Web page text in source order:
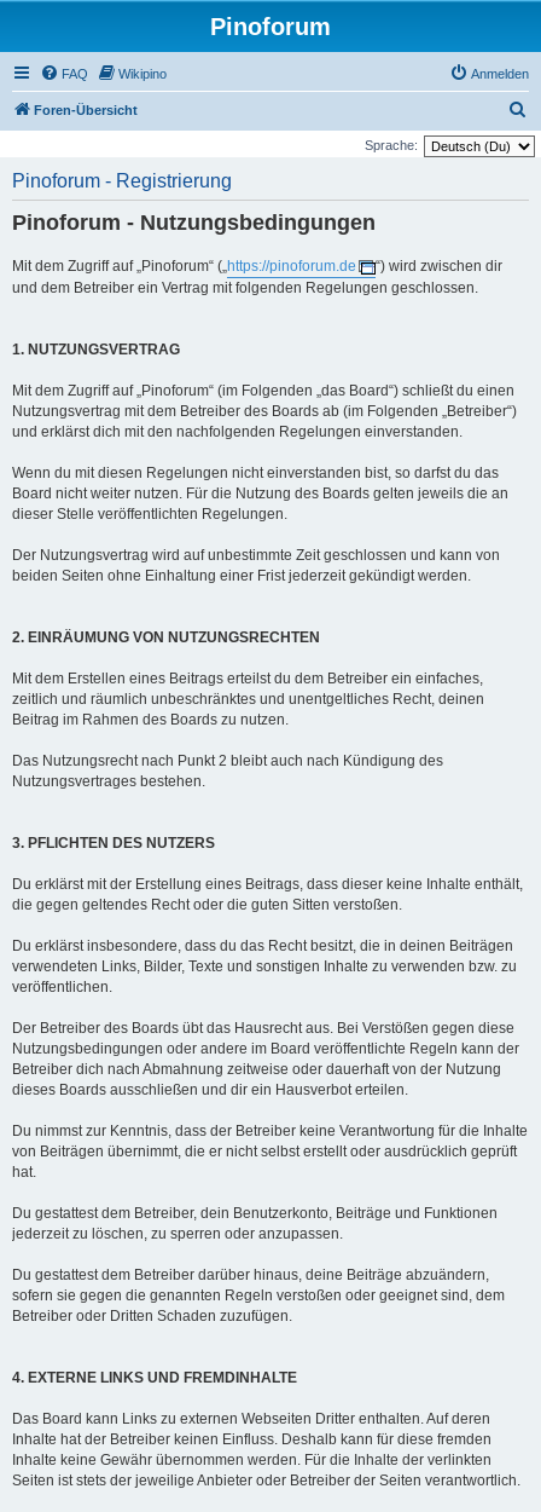
Pinoforum
FAQ Wikipino Anmelden
Foren-Übersicht
u
Sprache:
Pinoforum - Registrierung
Pinoforum - Nutzungsbedingungen
Mit dem Zugriff auf „Pinoforum“ („https://pinoforum.de
“) wird zwischen dir
und dem Betreiber ein Vertrag mit folgenden Regelungen geschlossen.
1. NUTZUNGSVERTRAG
Mit dem Zugriff auf „Pinoforum“ (im Folgenden „das Board“) schließt du einen
Nutzungsvertrag mit dem Betreiber des Boards ab (im Folgenden „Betreiber“)
und erklärst dich mit den nachfolgenden Regelungen einverstanden.
Wenn du mit diesen Regelungen nicht einverstanden bist, so darfst du das
Board nicht weiter nutzen. Für die Nutzung des Boards gelten jeweils die an
dieser Stelle veröffentlichten Regelungen.
Der Nutzungsvertrag wird auf unbestimmte Zeit geschlossen und kann von
beiden Seiten ohne Einhaltung einer Frist jederzeit gekündigt werden.
2. EINRÄUMUNG VON NUTZUNGSRECHTEN
Mit dem Erstellen eines Beitrags erteilst du dem Betreiber ein einfaches,
zeitlich und räumlich unbeschränktes und unentgeltliches Recht, deinen
Beitrag im Rahmen des Boards zu nutzen.
Das Nutzungsrecht nach Punkt 2 bleibt auch nach Kündigung des
Nutzungsvertrages bestehen.
3. PFLICHTEN DES NUTZERS
Du erklärst mit der Erstellung eines Beitrags, dass dieser keine Inhalte enthält,
die gegen geltendes Recht oder die guten Sitten verstoßen.
Du erklärst insbesondere, dass du das Recht besitzt, die in deinen Beiträgen
verwendeten Links, Bilder, Texte und sonstigen Inhalte zu verwenden bzw. zu
veröffentlichen.
Der Betreiber des Boards übt das Hausrecht aus. Bei Verstößen gegen diese
Nutzungsbedingungen oder andere im Board veröffentlichte Regeln kann der
Betreiber dich nach Abmahnung zeitweise oder dauerhaft von der Nutzung
dieses Boards ausschließen und dir ein Hausverbot erteilen.
Du nimmst zur Kenntnis, dass der Betreiber keine Verantwortung für die Inhalte
von Beiträgen übernimmt, die er nicht selbst erstellt oder ausdrücklich geprüft
hat.
Du gestattest dem Betreiber, dein Benutzerkonto, Beiträge und Funktionen
jederzeit zu löschen, zu sperren oder anzupassen.
Du gestattest dem Betreiber darüber hinaus, deine Beiträge abzuändern,
sofern sie gegen die genannten Regeln verstoßen oder geeignet sind, dem
Betreiber oder Dritten Schaden zuzufügen.
4. EXTERNE LINKS UND FREMDINHALTE
Das Board kann Links zu externen Webseiten Dritter enthalten. Auf deren
Inhalte hat der Betreiber keinen Einfluss. Deshalb kann für diese fremden
Inhalte keine Gewähr übernommen werden. Für die Inhalte der verlinkten
Seiten ist stets der jeweilige Anbieter oder Betreiber der Seiten verantwortlich.